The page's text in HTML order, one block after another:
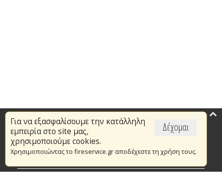
Δέχομαι
Για να εξασφαλίσουμε την κατάλληλη
εμπειρία στο site μας,
χρησιμοποιούμε cookies.
Χρησιμοποιώντας το fireservice.gr αποδέχεστε τη χρήση τους.
Επικαιρότητα
Το Πυροσβεστικό Σώμα